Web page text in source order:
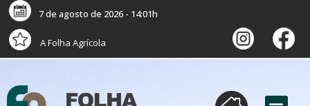
7 de agosto de 2026 - 14:01h
A Folha Agrícola